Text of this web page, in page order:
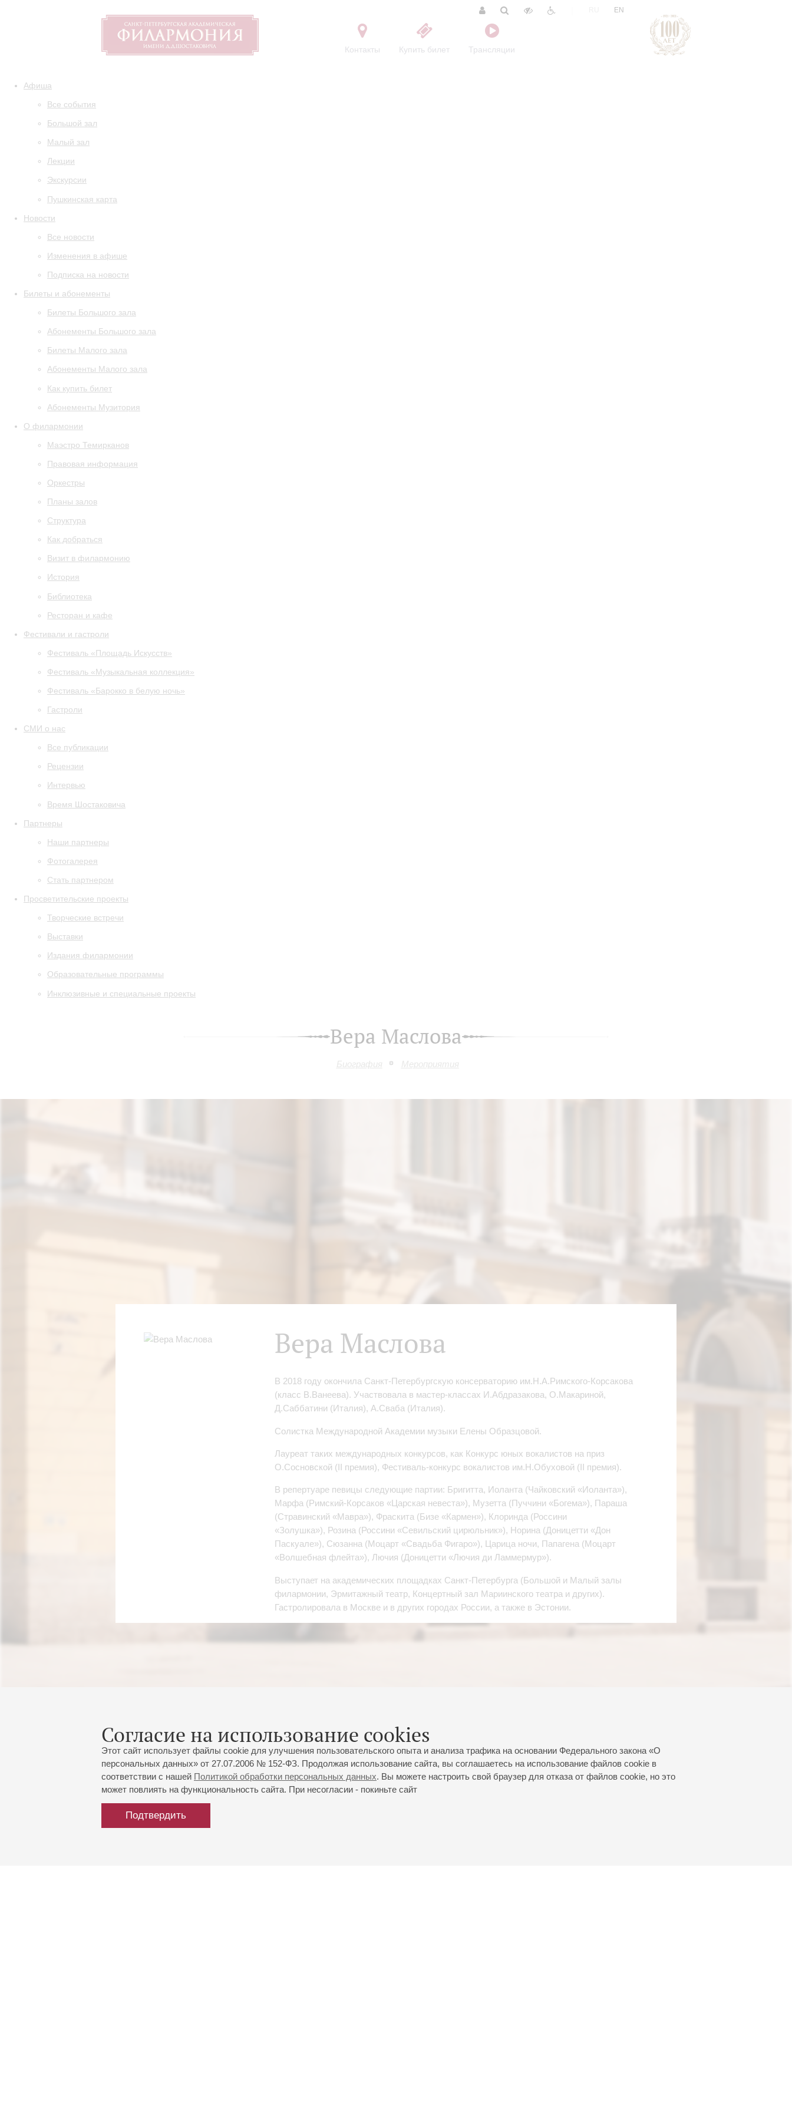
Контакты Купить билет Трансляции
EN
Афиша
Все события
Большой зал
Малый зал
Лекции
Экскурсии
Пушкинская карта
Новости
Все новости
Изменения в афише
Подписка на новости
Билеты и абонементы
Билеты Большого зала
Абонементы Большого зала
Билеты Малого зала
Абонементы Малого зала
Как купить билет
Абонементы Музитория
О филармонии
Маэстро Темирканов
Правовая информация
Оркестры
Планы залов
Структура
Как добраться
Визит в филармонию
История
Библиотека
Ресторан и кафе
Фестивали и гастроли
Фестиваль «Площадь Искусств»
Фестиваль «Музыкальная коллекция»
Фестиваль «Барокко в белую ночь»
Гастроли
СМИ о нас
Все публикации
Рецензии
Интервью
Время Шостаковича
Партнеры
Наши партнеры
Фотогалерея
Стать партнером
Просветительские проекты
Творческие встречи
Выставки
Издания филармонии
Образовательные программы
Инклюзивные и специальные проекты
Вера Маслова
Биография Мероприятия
Согласие на использование cookies
Этот сайт использует файлы cookie для улучшения пользовательского опыта и анализа трафика на основании Федерального закона «О
персональных данных» от 27.07.2006 № 152-ФЗ. Продолжая использование сайта, вы соглашаетесь на использование файлов cookie в
соответствии с нашей Политикой обработки персональных данных. Вы можете настроить свой браузер для отказа от файлов cookie, но это
может повлиять на функциональность сайта. При несогласии - покиньте сайт
Подтвердить
Вера Маслова
В 2018 году окончила Санкт-Петербургскую консерваторию им.Н.А.Римского-Корсакова
(класс В.Ванеева). Участвовала в мастер-классах И.Абдразакова, О.Макариной,
Д.Саббатини (Италия), А.Сваба (Италия).
Солистка Международной Академии музыки Елены Образцовой.
Лауреат таких международных конкурсов, как Конкурс юных вокалистов на приз
О.Сосновской (II премия), Фестиваль-конкурс вокалистов им.Н.Обуховой (II премия).
В репертуаре певицы следующие партии: Бригитта, Иоланта (Чайковский «Иоланта»),
Марфа (Римский-Корсаков «Царская невеста»), Музетта (Пуччини «Богема»), Параша
(Стравинский «Мавра»), Фраскита (Бизе «Кармен»), Клоринда (Россини
«Золушка»), Розина (Россини «Севильский цирюльник»), Норина (Доницетти «Дон
Паскуале»), Сюзанна (Моцарт «Свадьба Фигаро»), Царица ночи, Папагена (Моцарт
«Волшебная флейта»), Лючия (Доницетти «Лючия ди Ламмермур»).
Выступает на академических площадках Санкт-Петербурга (Большой и Малый залы
филармонии, Эрмитажный театр, Концертный зал Мариинского театра и других).
Гастролировала в Москве и в других городах России, а также в Эстонии.